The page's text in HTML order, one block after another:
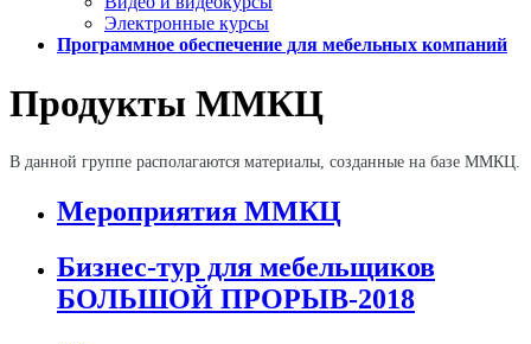
Электронные курсы
Программное обеспечение для мебельных компаний
Продукты ММКЦ
В данной группе располагаются материалы, созданные на базе ММКЦ.
Мероприятия ММКЦ
Бизнес-тур для мебельщиков
БОЛЬШОЙ ПРОРЫВ-2018